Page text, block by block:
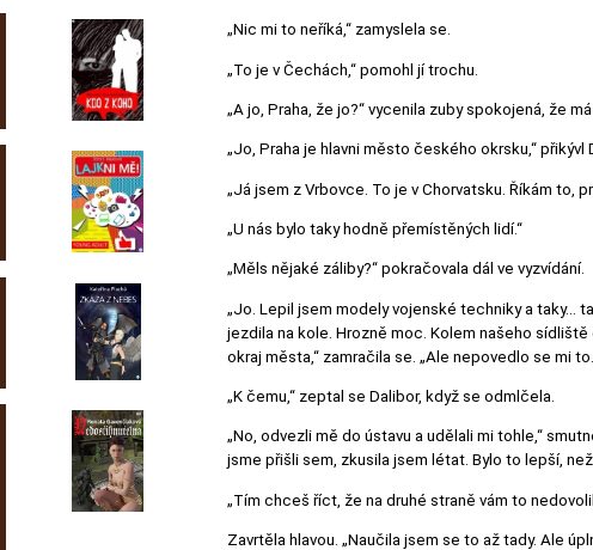
„Nic mi to neříká,“ zamyslela se.
„To je v Čechách,“ pomohl jí trochu.
„A jo, Praha, že jo?“ vycenila zuby spokojená, že
„Jo, Praha je hlavni město českého okrsku,“ přikývl
„Já jsem z Vrbovce. To je v Chorvatsku. Říkám to,
„U nás bylo taky hodně přemístěných lidí.“
„Měls nějaké záliby?“ pokračovala dál ve vyzvídání.
„Jo. Lepil jsem modely vojenské techniky a taky...
jezdila na kole. Hrozně moc. Kolem našeho
okraj města,“ zamračila se. „Ale nepovedlo se mi
„K čemu,“ zeptal se Dalibor, když se odmlčela.
„No, odvezli mě do ústavu a udělali mi tohle,“
jsme přišli sem, zkusila jsem létat. Bylo to lepší,
„Tím chceš říct, že na druhé straně vám to
Zavrtěla hlavou. „Naučila jsem se to až tady. Ale